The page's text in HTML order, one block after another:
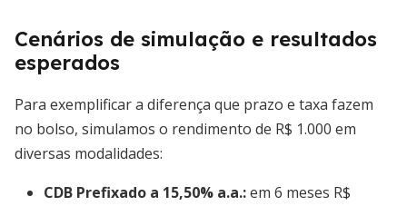
Cenários de simulação e resultados
esperados
Para exemplificar a diferença que prazo e taxa fazem
no bolso, simulamos o rendimento de R$ 1.000 em
diversas modalidades:
CDB Prefixado a 15,50% a.a.:em 6 meses R$